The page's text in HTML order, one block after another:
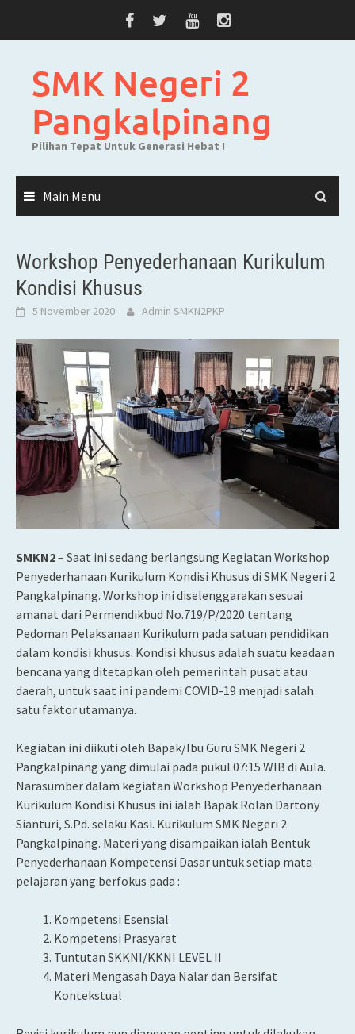
SMK Negeri 2
Pangkalpinang
Pilihan Tepat Untuk Generasi Hebat !
Main Menu
Workshop Penyederhanaan Kurikulum
Kondisi Khusus
5 November 2020 Admin SMKN2PKP
SMKN2– Saat ini sedang berlangsung Kegiatan Workshop
Penyederhanaan Kurikulum Kondisi Khusus di SMK Negeri 2
Pangkalpinang. Workshop ini diselenggarakan sesuai
amanat dari Permendikbud No.719/P/2020 tentang
Pedoman Pelaksanaan Kurikulum pada satuan pendidikan
dalam kondisi khusus. Kondisi khusus adalah suatu keadaan
bencana yang ditetapkan oleh pemerintah pusat atau
daerah, untuk saat ini pandemi COVID-19 menjadi salah
satu faktor utamanya.
Kegiatan ini diikuti oleh Bapak/Ibu Guru SMK Negeri 2
Pangkalpinang yang dimulai pada pukul 07:15 WIB di Aula.
Narasumber dalam kegiatan Workshop Penyederhanaan
Kurikulum Kondisi Khusus ini ialah Bapak Rolan Dartony
Sianturi, S.Pd. selaku Kasi. Kurikulum SMK Negeri 2
Pangkalpinang. Materi yang disampaikan ialah Bentuk
Penyederhanaan Kompetensi Dasar untuk setiap mata
pelajaran yang berfokus pada :
Kompetensi Esensial
Kompetensi Prasyarat
Tuntutan SKKNI/KKNI LEVEL II
Materi Mengasah Daya Nalar dan Bersifat
Kontekstual